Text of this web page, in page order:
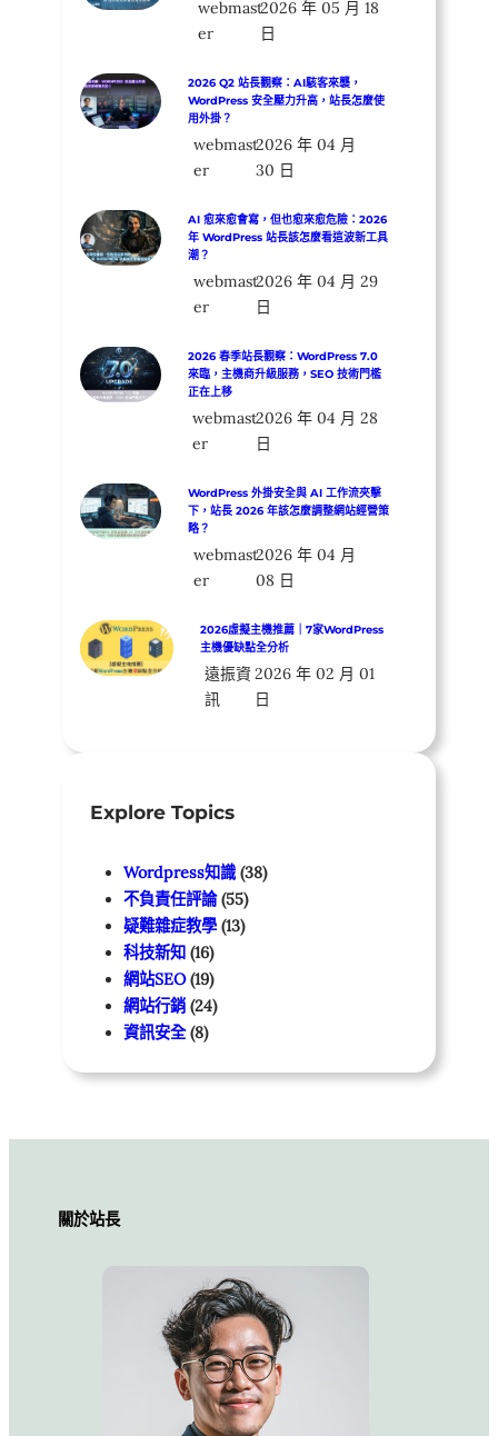
webmast
er
2026 年 05 月 18
日
2026 Q2 站長觀察：AI駭客來襲，
WordPress 安全壓力升高，站長怎麼使
用外掛？
webmast
er
2026 年 04 月
30 日
AI 愈來愈會寫，但也愈來愈危險：2026
年 WordPress 站長該怎麼看這波新工具
潮？
webmast
er
2026 年 04 月 29
日
2026 春季站長觀察：WordPress 7.0
來臨，主機商升級服務，SEO 技術門檻
正在上移
webmast
er
2026 年 04 月 28
日
WordPress 外掛安全與 AI 工作流夾擊
下，站長 2026 年該怎麼調整網站經營策
略？
webmast
er
2026 年 04 月
08 日
2026虛擬主機推薦｜7家WordPress
主機優缺點全分析
遠振資
訊
2026 年 02 月 01
日
Explore Topics
Wordpress知識 (38)
不負責任評論(55)
疑難雜症教學 (13)
科技新知 (16)
網站SEO(19)
網站行銷 (24)
資訊安全(8)
關於站長